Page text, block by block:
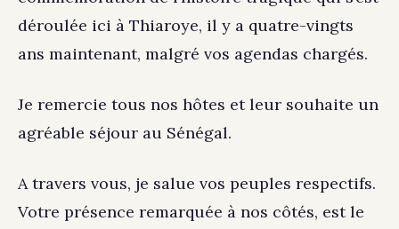
déroulée ici à Thiaroye, il y a quatre-vingts
ans maintenant, malgré vos agendas chargés.
Je remercie tous nos hôtes et leur souhaite un
agréable séjour au Sénégal.
A travers vous, je salue vos peuples respectifs.
Votre présence remarquée à nos côtés, est le